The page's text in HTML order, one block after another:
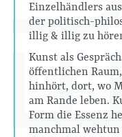
Einzelhändlers
der politisch-
illig & illig zu
Kunst als
öffentlichen
hinhört, dort, wo
am Rande leben.
Form die Essenz
manchmal wehtun